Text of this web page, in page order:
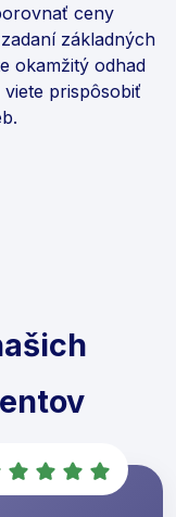
ceny
základných
okamžitý odhad
viete prispôsobiť